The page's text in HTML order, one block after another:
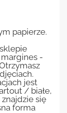
papierze.
-
jest
/ białe,
się
forma